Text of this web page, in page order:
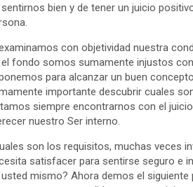
bien y de tener un juicio
con objetividad nuestra
fondo somos sumamente injustos
para alcanzar un buen
importante descubrir cuales
siempre encontrarnos con el
nuestro Ser interno.
son los requisitos, muchas veces
satisfacer para sentirse seguro e
mismo? Ahora demos el siguiente